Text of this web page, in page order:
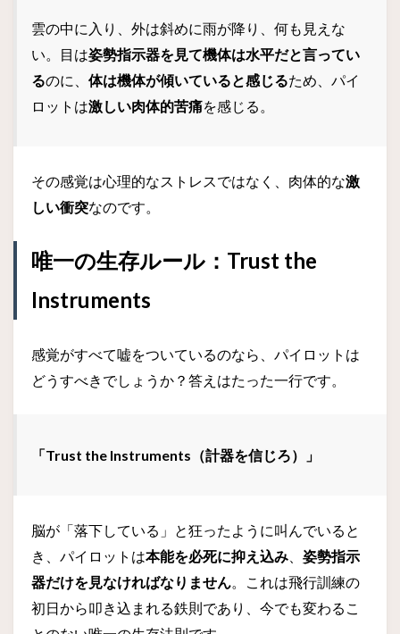
雲の中に入り、外は斜めに雨が降り、何も見えな
い。目は姿勢指示器を見て機体は水平だと言ってい
るのに、 体は機体が傾いていると感じるため、パイ
ロットは激しい肉体的苦痛を感じる。
その感覚は心理的なストレスではなく、肉体的な激
しい衝突なのです。
唯一の生存ルール：Trust the
Instruments
感覚がすべて嘘をついているのなら、パイロットは
どうすべきでしょうか？答えはたった一行です。
「Trust the Instruments（計器を信じろ）」
脳が「落下している」と狂ったように叫んでいると
き、パイロットは本能を必死に抑え込み
姿勢指示
器だけを見なければなりません 。これは飛行訓練の
初日から叩き込まれる鉄則であり、今でも変わるこ